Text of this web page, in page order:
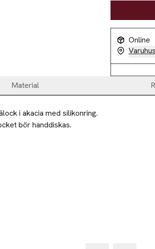
Online
Varuhus
Material
i akacia med silikonring.
bör handdiskas.